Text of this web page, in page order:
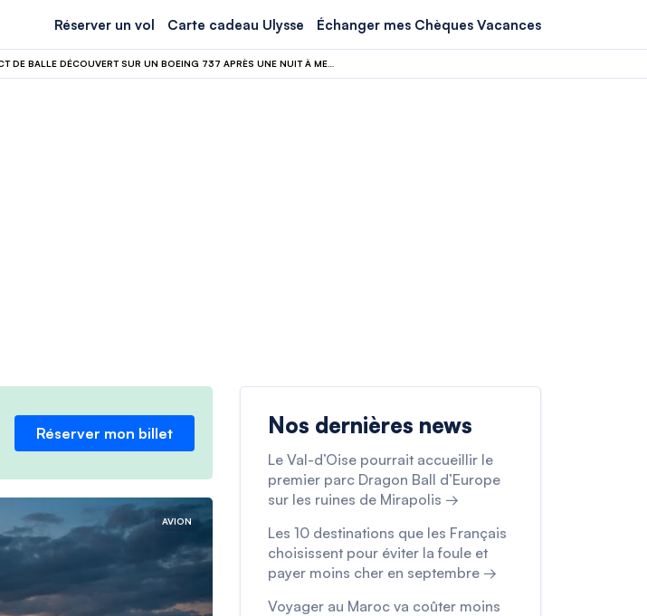
Réserver un vol Carte cadeau Ulysse Échanger mes Chèques Vacances
Réserver mon billet
AVION
Nos dernières news
Le Val-d’Oise pourrait accueillir le
premier parc Dragon Ball d’Europe
sur les ruines de Mirapolis →
Les 10 destinations que les Français
choisissent pour éviter la foule et
payer moins cher en septembre →
Voyager au Maroc va coûter moins